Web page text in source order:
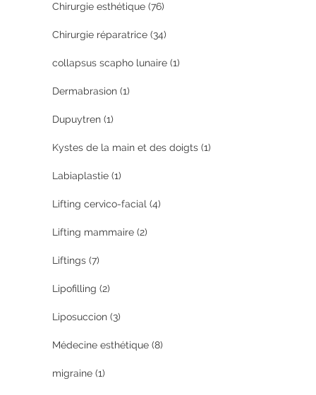
Chirurgie esthétique (76)
Chirurgie réparatrice (34)
collapsus scapho lunaire (1)
Dermabrasion (1)
Dupuytren (1)
Kystes de la main et des doigts (1)
Labiaplastie (1)
Lifting cervico-facial (4)
Lifting mammaire (2)
Liftings (7)
Lipofilling (2)
Liposuccion (3)
Médecine esthétique (8)
migraine (1)